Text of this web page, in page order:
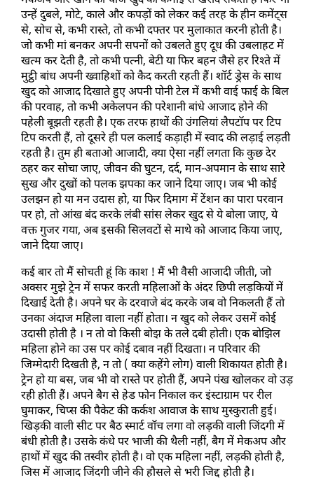
उन्हें दुबले, मोटे, काले और कपड़ों को लेकर कई तरह के हीन कमेंट्स
से, सोच से, कभी रास्ते, तो कभी दफ्तर पर मुलाकात करनी होती है।
जो कभी मां बनकर अपनी सपनों को उबलते हुए दूध की उबलाहट में
खत्म कर देती है, तो कभी पत्नी, बेटी या फिर बहन जैसे हर रिश्ते में
मुट्ठी बांध अपनी ख्वाहिशों को कैद करती रहती हैं। शॉर्ट ड्रेस के साथ
खुद को आजाद दिखाते हुए अपनी पोनी टेल में कभी वाई फाई के बिल
की परवाह, तो कभी अकेलपन की परेशानी बांधे आजाद होने की
पहेली बूझती रहती है। एक तरफ हाथों की उंगलियां लैपटॉप पर टिप
टिप करती हैं, तो दूसरे ही पल कलाई कड़ाही में स्वाद की लड़ाई लड़ती
रहती है। तुम ही बताओ आजादी, क्या ऐसा नहीं लगता कि कुछ देर
ठहर कर सोचा जाए, जीवन की घुटन, दर्द, मान-अपमान के साथ सारे
सुख और दुखों को पलक झपका कर जाने दिया जाए। जब भी कोई
उलझन हो या मन उदास हो, या फिर दिमाग में टेंशन का पारा परवान
पर हो, तो आंख बंद करके लंबी सांस लेकर खुद से ये बोला जाए, ये
वक्त गुजर गया, अब इसकी सिलवटों से माथे को आजाद किया जाए,
जाने दिया जाए।
कई बार तो मैं सोचती हूं कि काश ! मैं भी वैसी आजादी जीती, जो
अक्सर मुझे ट्रेन में सफर करती महिलाओं के अंदर छिपी लड़कियों में
दिखाई देती है। अपने घर के दरवाजे बंद करके जब वो निकलती हैं तो
उनका अंदाज महिला वाला नहीं होता। न खुद को लेकर उसमें कोई
उदासी होती है । न तो वो किसी बोझ के तले दबी होती। एक बोझिल
महिला होने का उस पर कोई दबाव नहीं दिखता। न परिवार की
जिम्मेदारी दिखती है, न तो ( क्या कहेंगे लोग) वाली शिकायत होती है।
ट्रेन हो या बस, जब भी वो रास्ते पर होती हैं, अपने पंख खोलकर वो उड़
रही होती हैं। अपने बैग से हेड फोन निकाल कर इंस्टाग्राम पर रील
घुमाकर, चिप्स की पैकेट की कर्कश आवाज के साथ मुस्कुराती हुई।
खिड़की वाली सीट पर बैठ स्मार्ट वॉच लगा वो लड़की वाली जिंदगी में
बंधी होती है। उसके कंधे पर भाजी की थैली नहीं, बैग में मेकअप और
हाथों में खुद की तस्वीर होती है। वो एक महिला नहीं, लड़की होती है,
जिस में आजाद जिंदगी जीने की हौसले से भरी जिद्द होती है।